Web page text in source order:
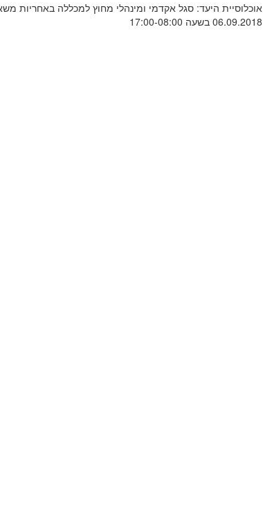
אוכלוסיית היעד: סגל אקדמי ומינהלי מחוץ למכללה באחריות
06.09.2018 בשעה 17:00-08:00